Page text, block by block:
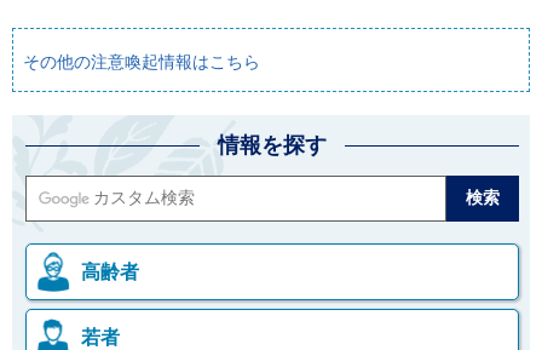
その他の注意喚起情報はこちら
情報を探す
高齢者
若者